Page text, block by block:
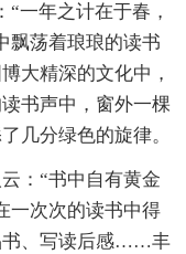
一年之计在于春，
飘荡着琅琅的读书
大精深的文化中，
书声中，窗外一棵
几分绿色的旋律。
：“书中自有黄金
一次次的读书中得
书、写读后感……丰